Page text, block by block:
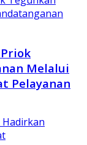
Melalui
Pelayanan